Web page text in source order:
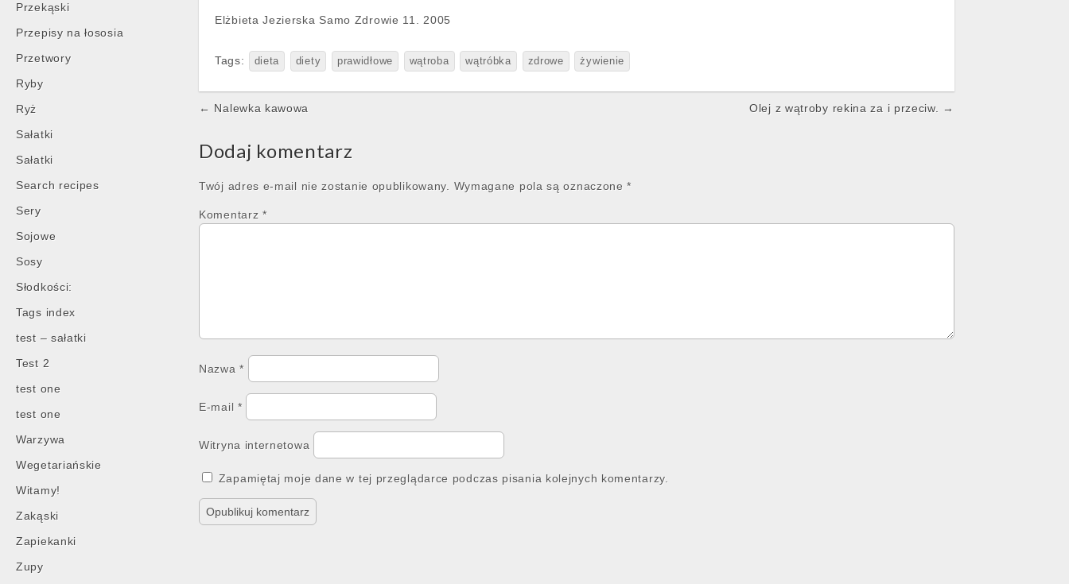
Przekąski
Przepisy na łososia
Przetwory
Ryby
Ryż
Sałatki
Sałatki
Search recipes
Sery
Sojowe
Sosy
Słodkości:
Tags index
test – sałatki
Test 2
test one
test one
Warzywa
Wegetariańskie
Witamy!
Zakąski
Zapiekanki
Zupy
Elżbieta Jezierska Samo Zdrowie 11. 2005
Tags: dieta diety prawidłowe wątroba wątróbka zdrowe żywienie
Post
← Nalewka kawowa Olej z wątroby rekina za i przeciw. →
Dodaj komentarz
Twój adres e-mail nie zostanie opublikowany. Wymagane pola są oznaczone*
Komentarz *
Nazwa*
E-mail *
Witryna internetowa
Zapamiętaj moje dane w tej przeglądarce podczas pisania kolejnych komentarzy.